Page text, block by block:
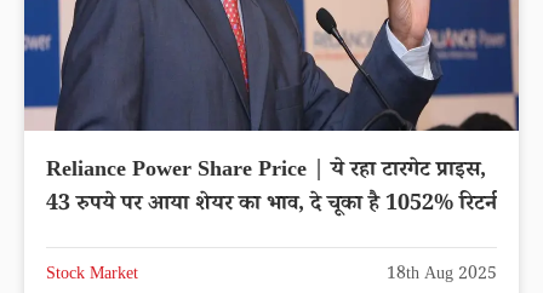
Reliance Power Share Price | ये रहा टारगेट प्राइस,
43 रुपये पर आया शेयर का भाव, दे चूका है 1052% रिटर्न
Stock Market 18th Aug 2025